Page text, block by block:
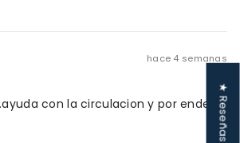
hace 4 semanas
con la circulacion y por ende
★ Reseñas